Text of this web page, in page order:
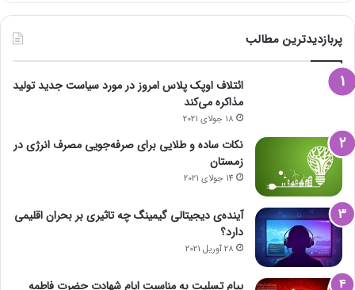
پربازدیدترین مطالب
ائتلاف اوپک پلاس امروز در مورد سیاست جدید تولید
مذاکره می‌کند
18 جولای 2021
نکات ساده و طلایی برای صرفه‌جویی مصرف انرژی در
زمستان
14 جولای 2021
آینده‌ی دیجیتالی گیمینگ چه تاثیری بر بحران اقلیمی
دارد؟
28 آوریل 2021
پیام تسلیت به مناسبت ایام شهادت حضرت فاطمه